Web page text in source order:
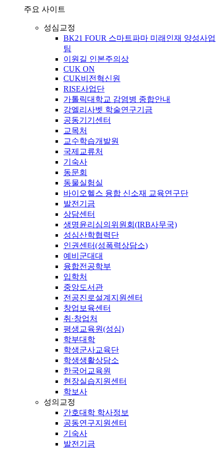
주요 사이트
성심교정
BK21 FOUR 스마트파마 미래인재 양성사업
팀
이원길 인본주의상
CUK ON
CUK비전혁신원
RISE사업단
가톨릭대학교 감염병 종합안내
강엘리사벳 학술연구기금
공동기기센터
교목처
교수학습개발원
국제교류처
기숙사
동문회
동물실험실
바이오헬스 융합 신소재 교육연구단
발전기금
상담센터
생명윤리심의위원회(IRB사무국)
성심산학협력단
인권센터(성폭력상담소)
예비군대대
융합전공학부
입학처
중앙도서관
전공진로설계지원센터
창업보육센터
취·창업처
평생교육원(성심)
학부대학
학생군사교육단
학생생활상담소
한국어교육원
현장실습지원센터
학보사
성의교정
간호대학 학사정보
공동연구지원센터
기숙사
발전기금